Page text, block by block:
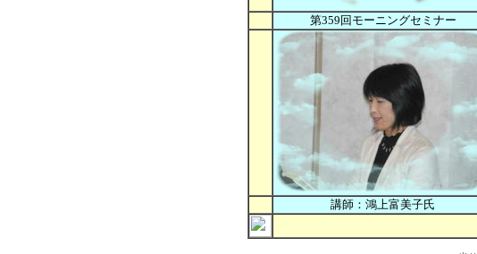
第359回モーニングセミナー
講師：鴻上富美子氏